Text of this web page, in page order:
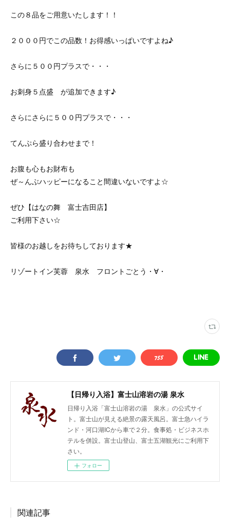
この８品をご用意いたします！！
２０００円でこの品数！お得感いっぱいですよね♪
さらに５００円プラスで・・・
お刺身５点盛 が追加できます♪
さらにさらに５００円プラスで・・・
てんぷら盛り合わせまで！
お腹も心もお財布も
ぜ～んぶハッピーになること間違いないですよ☆
ぜひ【はなの舞 富士吉田店】
ご利用下さい☆
皆様のお越しをお待ちしております★
リゾートイン芙蓉 泉水 フロントごとう・∀・
【日帰り入浴】富士山溶岩の湯 泉水
日帰り入浴「富士山溶岩の湯 泉水」の公式サイ
ト。富士山が見える絶景の露天風呂。富士急ハイラ
ンド・河口湖ICから車で２分。食事処・ビジネスホ
テルを併設。富士山登山、富士五湖観光にご利用下
さい。
フォロー
関連記事